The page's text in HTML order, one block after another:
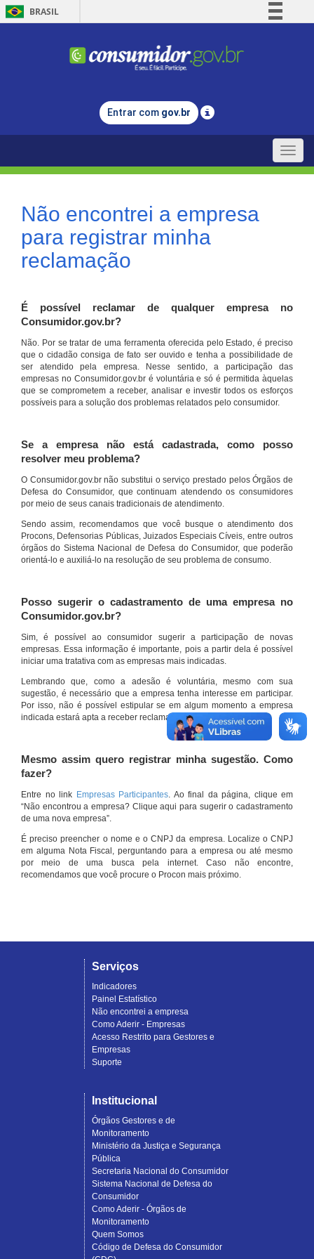
BRASIL
Comunica BR
Legislação
Entrar com gov.br
Toggle
Não encontrei a empresa
para registrar minha
reclamação
É possível reclamar de qualquer empresa no
Consumidor.gov.br?
Não. Por se tratar de uma ferramenta oferecida pelo Estado, é preciso
que o cidadão consiga de fato ser ouvido e tenha a possibilidade de
ser atendido pela empresa. Nesse sentido, a participação das
empresas no Consumidor.gov.br é voluntária e só é permitida àquelas
que se comprometem a receber, analisar e investir todos os esforços
possíveis para a solução dos problemas relatados pelo consumidor.
Se a empresa não está cadastrada, como posso
resolver meu problema?
O Consumidor.gov.br não substitui o serviço prestado pelos Órgãos de
Defesa do Consumidor, que continuam atendendo os consumidores
por meio de seus canais tradicionais de atendimento.
Sendo assim, recomendamos que você busque o atendimento dos
Procons, Defensorias Públicas, Juizados Especiais Cíveis, entre outros
órgãos do Sistema Nacional de Defesa do Consumidor, que poderão
orientá-lo e auxiliá-lo na resolução de seu problema de consumo.
Posso sugerir o cadastramento de uma empresa no
Consumidor.gov.br?
Sim, é possível ao consumidor sugerir a participação de novas
empresas. Essa informação é importante, pois a partir dela é possível
iniciar uma tratativa com as empresas mais indicadas.
Lembrando que, como a adesão é voluntária, mesmo com sua
sugestão, é necessário que a empresa tenha interesse em participar.
Por isso, não é possível estipular se em algum momento a empresa
indicada estará apta a receber reclamações por meio do site.
Mesmo assim quero registrar minha sugestão. Como
fazer?
Entre no link Empresas Participantes. Ao final da página, clique em
“Não encontrou a empresa? Clique aqui para sugerir o cadastramento
de uma nova empresa”.
É preciso preencher o nome e o CNPJ da empresa. Localize o CNPJ
em alguma Nota Fiscal, perguntando para a empresa ou até mesmo
por meio de uma busca pela internet. Caso não encontre,
recomendamos que você procure o Procon mais próximo.
Serviços
Indicadores
Painel Estatístico
Não encontrei a empresa
Como Aderir - Empresas
Acesso Restrito para Gestores e
Empresas
Suporte
Institucional
Órgãos Gestores e de
Monitoramento
Ministério da Justiça e Segurança
Pública
Secretaria Nacional do Consumidor
Sistema Nacional de Defesa do
Consumidor
Como Aderir - Órgãos de
Monitoramento
Quem Somos
Código de Defesa do Consumidor